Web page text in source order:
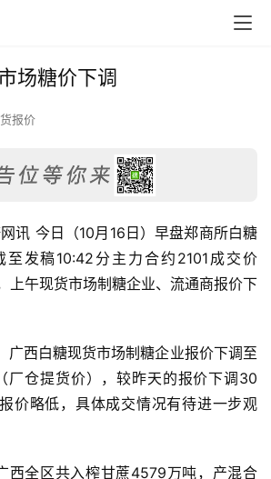
场糖价下调
报价
讯 今日（10月16日）早盘郑商所白糖
发稿10:42分主力合约2101成交价
上午现货市场制糖企业、流通商报价下
广西白糖现货市场制糖企业报价下调至
仓提货价），较昨天的报价下调30
价略低，具体成交情况有待进一步观
西全区共入榨甘蔗4579万吨，产混合